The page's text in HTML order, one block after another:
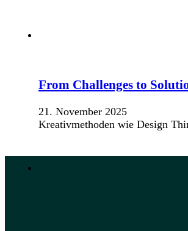
From Challenges to
21. November 2025
Kreativmethoden wie Design